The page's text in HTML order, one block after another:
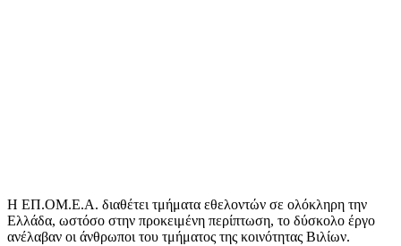
Η ΕΠ.ΟΜ.Ε.Α. διαθέτει τμήματα εθελοντών σε ολόκληρη την
Ελλάδα, ωστόσο στην προκειμένη περίπτωση, το δύσκολο έργο
ανέλαβαν οι άνθρωποι του τμήματος της κοινότητας Βιλίων.